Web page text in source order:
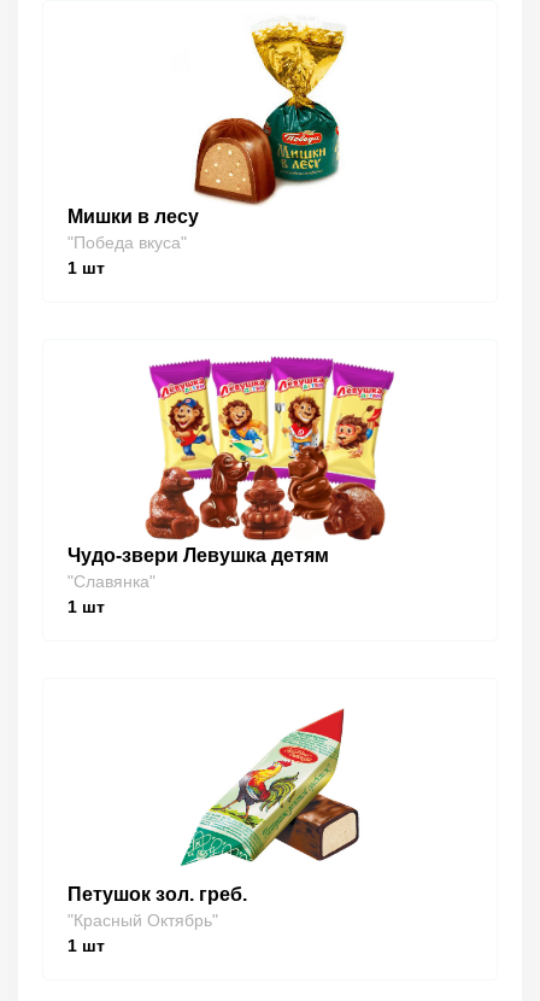
Мишки в лесу
"Победа вкуса"
1 шт
Чудо-звери Левушка детям
"Славянка"
1 шт
Петушок зол. греб.
"Красный Октябрь"
1 шт